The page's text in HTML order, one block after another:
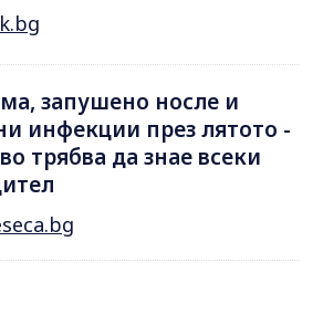
запушено носле и
инфекции през лятотo -
трябва да знае всеки